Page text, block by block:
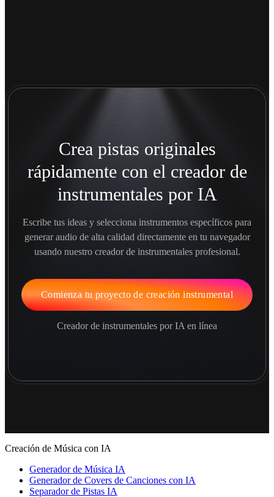
Crea pistas originales
rápidamente con el creador de
instrumentales por IA
Escribe tus ideas y selecciona instrumentos específicos para
generar audio de alta calidad directamente en tu navegador
usando nuestro creador de instrumentales profesional.
Comienza tu proyecto de creación instrumental
Creador de instrumentales por IA en línea
Creación de Música con IA
Generador de Música IA
Generador de Covers de Canciones con IA
Separador de Pistas IA